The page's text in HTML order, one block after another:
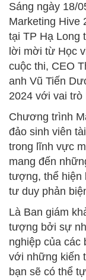
LIÊN
HỆ
Sáng ngày 18/
Marketing Hive
tại TP Hạ Long
lời mời từ Học
cuộc thi, CEO
anh Vũ Tiến
2024 với vai trò
Chương trình
đảo sinh viên
trong lĩnh vực
mang đến
tượng, thể hiện
tư duy phản
Là Ban giám
tượng bởi sự
nghiệp của các
với những kiến
bạn sẽ có thể